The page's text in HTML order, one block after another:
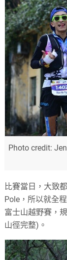
Photo credit:
比賽當日，大致
Pole，所以就全
富士山越野賽，
山徑完整)。